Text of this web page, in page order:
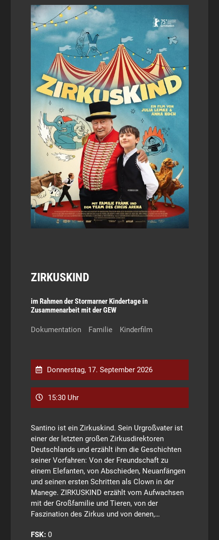
ZIRKUSKIND
im Rahmen der Stormarner Kindertage in
Zusammenarbeit mit der GEW
Dokumentation Familie Kinderfilm
Donnerstag, 17. September 2026
15:30 Uhr
Santino ist ein Zirkuskind. Sein Urgroßvater ist
einer der letzten großen Zirkusdirektoren
Deutschlands und erzählt ihm die Geschichten
seiner Vorfahren: Von der Freundschaft zu
einem Elefanten, von Abschieden, Neuanfängen
und seinen ersten Schritten als Clown in der
Manege. ZIRKUSKIND erzählt vom Aufwachsen
mit der Großfamilie und Tieren, von der
Faszination des Zirkus und von denen,…
FSK:0